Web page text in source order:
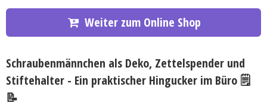
Weiter zum Online Shop
Schraubenmännchen als Deko, Zettelspender und
Stiftehalter - Ein praktischer Hingucker im Büro 🗒️
📝